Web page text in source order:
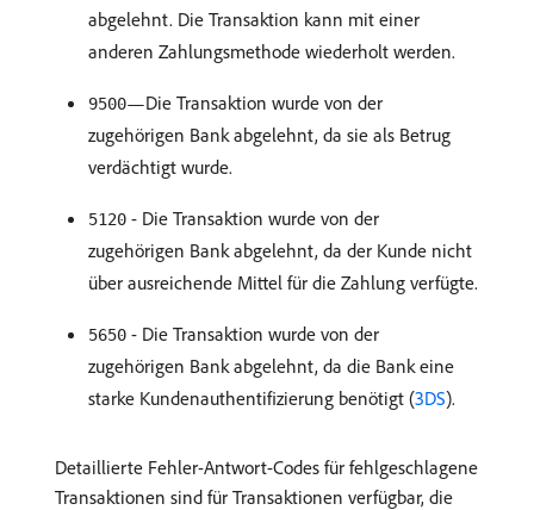
abgelehnt. Die Transaktion kann mit einer
anderen Zahlungsmethode wiederholt werden.
9500—Die Transaktion wurde von der
zugehörigen Bank abgelehnt, da sie als Betrug
verdächtigt wurde.
5120 - Die Transaktion wurde von der
zugehörigen Bank abgelehnt, da der Kunde nicht
über ausreichende Mittel für die Zahlung verfügte.
5650 - Die Transaktion wurde von der
zugehörigen Bank abgelehnt, da die Bank eine
starke Kundenauthentifizierung benötigt (3DS).
Detaillierte Fehler-Antwort-Codes für fehlgeschlagene
Transaktionen sind für Transaktionen verfügbar, die